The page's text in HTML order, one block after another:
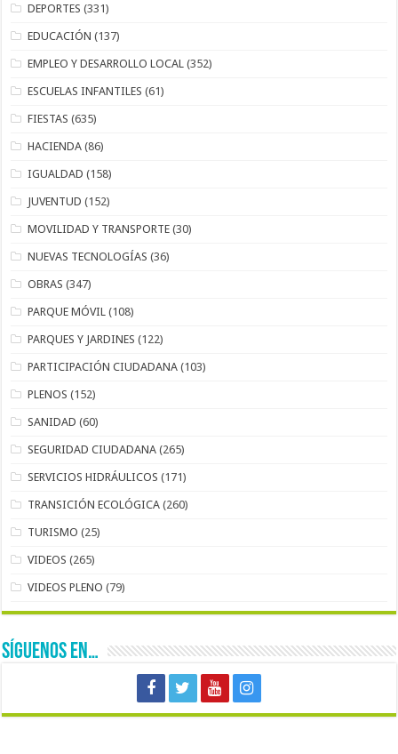
DEPORTES (331)
EDUCACIÓN (137)
EMPLEO Y DESARROLLO LOCAL (352)
ESCUELAS INFANTILES (61)
FIESTAS (635)
HACIENDA (86)
IGUALDAD (158)
JUVENTUD (152)
MOVILIDAD Y TRANSPORTE (30)
NUEVAS TECNOLOGÍAS (36)
OBRAS (347)
PARQUE MÓVIL (108)
PARQUES Y JARDINES (122)
PARTICIPACIÓN CIUDADANA (103)
PLENOS (152)
SANIDAD (60)
SEGURIDAD CIUDADANA (265)
SERVICIOS HIDRÁULICOS (171)
TRANSICIÓN ECOLÓGICA (260)
TURISMO (25)
VIDEOS (265)
VIDEOS PLENO (79)
SÍGUENOS EN…